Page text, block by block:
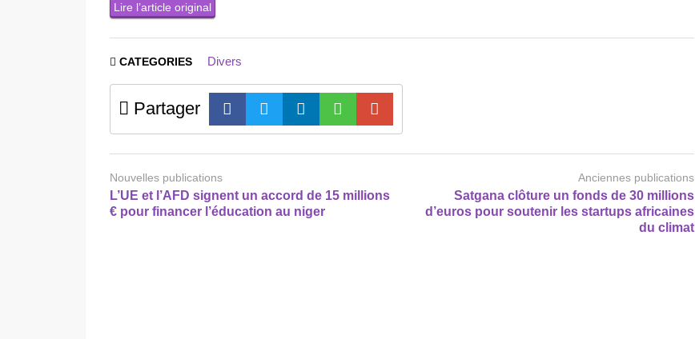
Lire l’article original
CATEGORIES Divers
Partager
Nouvelles publications
L’UE et l’AFD signent un accord de 15 millions
€ pour financer l’éducation au niger
Anciennes publications
Satgana clôture un fonds de 30 millions
d’euros pour soutenir les startups africaines
du climat